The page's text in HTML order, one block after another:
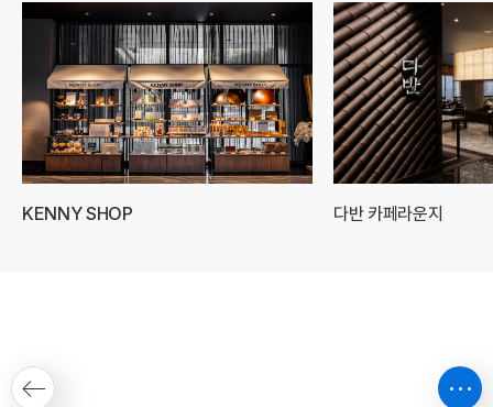
KENNY SHOP 다반 카페라운지